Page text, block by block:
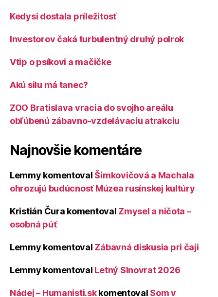
Kedysi dostala príležitosť
Investorov čaká turbulentný druhý polrok
Vtip o psíkovi a mačičke
Akú silu má tanec?
ZOO Bratislava vracia do svojho areálu
obľúbenú zábavno-vzdelávaciu atrakciu
Najnovšie komentáre
Lemmy komentoval Šimkovičová a Machala
ohrozujú budúcnosť Múzea rusínskej kultúry
Kristián Čura komentoval Zmysel a ničota –
osobná púť
Lemmy komentoval Zábavná diskusia pri čaji
Lemmy komentoval Letný Slnovrat 2026
Nádej – Humanisti.skkomentoval Som v